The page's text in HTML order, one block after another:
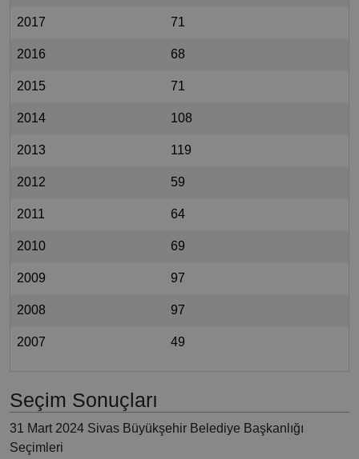
2017 71
2016 68
2015 71
2014 108
2013 119
2012 59
2011 64
2010 69
2009 97
2008 97
2007 49
Seçim Sonuçları
31 Mart 2024 Sivas Büyükşehir Belediye Başkanlığı
Seçimleri